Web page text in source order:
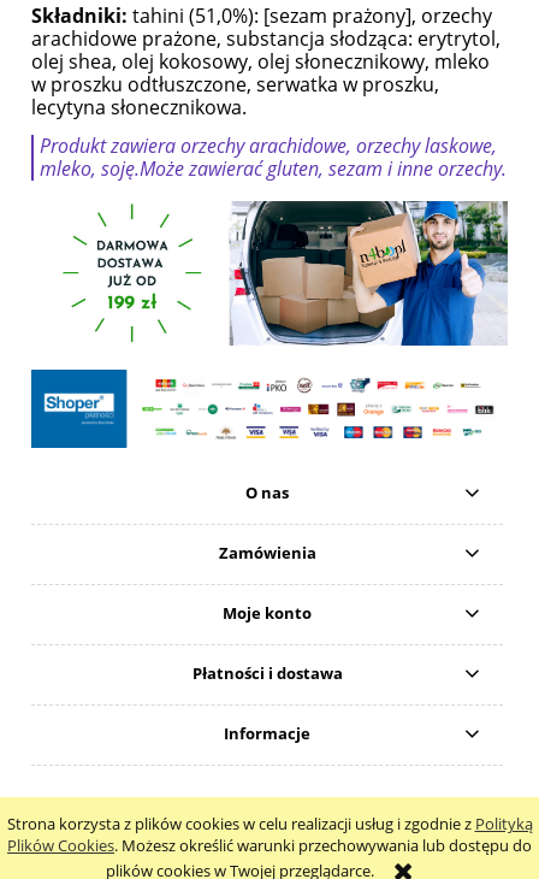
Strona korzysta z plików cookies w celu realizacji usług i zgodnie z Polityką
Plików Cookies. Możesz określić warunki przechowywania lub dostępu do
plików cookies w Twojej przeglądarce.
Składniki: tahini (51,0%): [sezam prażony], orzechy
arachidowe prażone, substancja słodząca: erytrytol,
olej shea, olej kokosowy, olej słonecznikowy, mleko
w proszku odtłuszczone, serwatka w proszku,
lecytyna słonecznikowa.
Produkt zawiera orzechy arachidowe, orzechy laskowe,
mleko, soję.Może zawierać gluten, sezam i inne orzechy.
O nas
Zamówienia
Moje konto
Płatności i dostawa
Informacje
pokaż pełną wersję strony